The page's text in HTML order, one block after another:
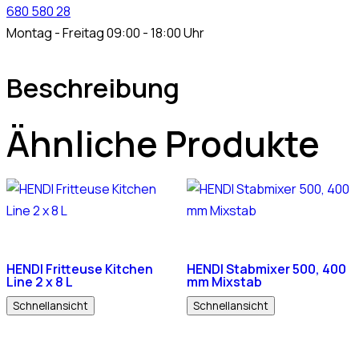
680 580 28
Montag - Freitag 09:00 - 18:00 Uhr
Beschreibung
Ähnliche Produkte
HENDI Fritteuse Kitchen
Line 2 x 8 L
Schnellansicht
HENDI Stabmixer 500, 400
mm Mixstab
Schnellansicht